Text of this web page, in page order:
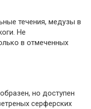
течения, медузы в
Не
в отмеченных
но доступен
серферских